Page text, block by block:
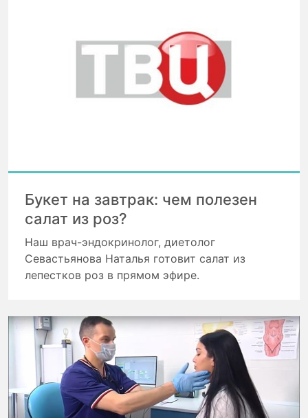
Букет на завтрак: чем полезен
салат из роз?
Наш врач-эндокринолог, диетолог
Севастьянова Наталья готовит салат из
лепестков роз в прямом эфире.